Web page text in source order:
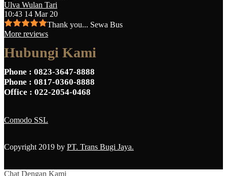
Ulva Wulan Tari
10:43 14 Mar 20
Thank you... Sewa Bus
More reviews
Hubungi Kami
Phone : 0823-3647-8888
Phone : 0817-0360-8888
Office : 022-2054-0468
Comodo SSL
Copyright 2019 by PT. Trans Bugi Jaya.
Chat Dengan Kami